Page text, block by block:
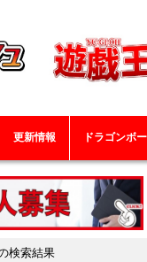
更新情報 ドラゴンボ
検索結果